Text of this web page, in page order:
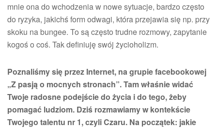
mnie ona do wchodzenia w nowe sytuacje, bardzo często
do ryzyka, jakichś form odwagi, która przejawia się np. przy
skoku na bungee. To są często trudne rozmowy, zapytanie
kogoś o coś. Tak definiuję swój życioholizm.
Poznaliśmy się przez Internet, na grupie facebookowej
„Z pasją o mocnych stronach”. Tam właśnie widać
Twoje radosne podejście do życia i do tego, żeby
pomagać ludziom. Dziś rozmawiamy w kontekście
Twojego talentu nr 1, czyli Czaru. Na początek: jakie